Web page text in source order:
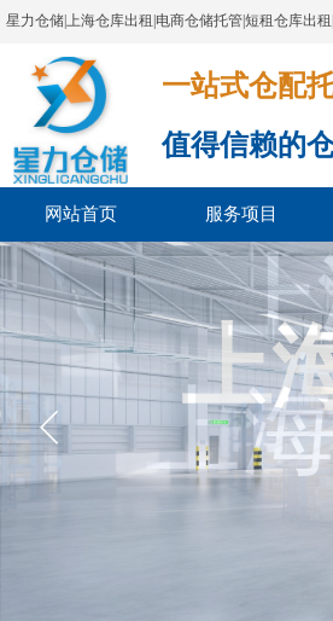
星力仓储|上海仓库出租|电商仓储托管|短租仓库出
一站式仓配
值得信赖的
网站首页 服务项目
上
上